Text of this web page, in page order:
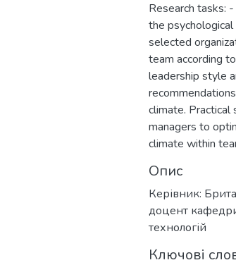
Research tasks:
the
selected
team according
leadership style
climate. Practical
managers to
climate within
Опис
Керівник:
доцент кафедри
технологій
Ключові